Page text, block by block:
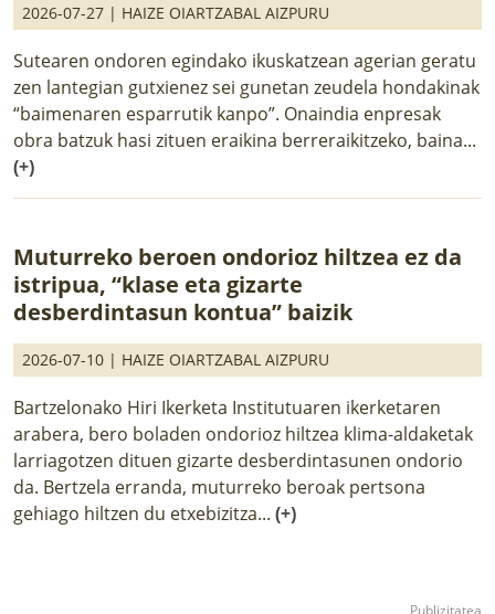
2026-07-27 | HAIZE OIARTZABAL AIZPURU
Sutearen ondoren egindako ikuskatzean agerian geratu
zen lantegian gutxienez sei gunetan zeudela hondakinak
“baimenaren esparrutik kanpo”. Onaindia enpresak
obra batzuk hasi zituen eraikina berreraikitzeko, baina...
(+)
Muturreko beroen ondorioz hiltzea ez da
istripua, “klase eta gizarte
desberdintasun kontua” baizik
2026-07-10 | HAIZE OIARTZABAL AIZPURU
Bartzelonako Hiri Ikerketa Institutuaren ikerketaren
arabera, bero boladen ondorioz hiltzea klima-aldaketak
larriagotzen dituen gizarte desberdintasunen ondorio
da. Bertzela erranda, muturreko beroak pertsona
gehiago hiltzen du etxebizitza... (+)